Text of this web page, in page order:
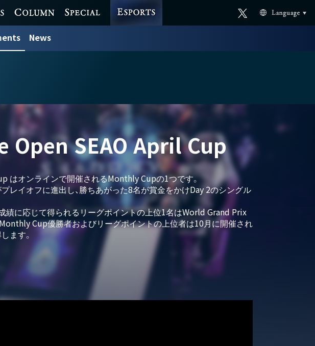
COLUMN SPECIAL
Official
Language
News
Open SEAO April Cup
はオンラインで開催されるMonthly Cupの1つです。
レイオフに進出し、勝ちあがった8名が賞金をかけDay 2のシングル
績に応じて得られるリーグポイントの上位1名はWorld Grand Prix
Monthly Cup優勝者およびリーグポイントの上位者は10月に開催され
ます。